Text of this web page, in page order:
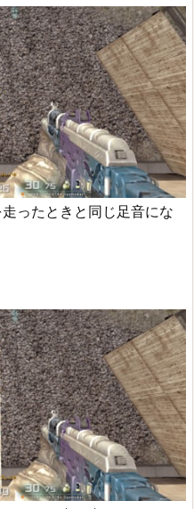
ったときと同じ足音にな